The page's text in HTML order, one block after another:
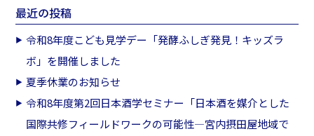
最近の投稿
令和8年度こども見学デー「発酵ふしぎ発見！キッズラ
ボ」を開催しました
夏季休業のお知らせ
令和8年度第2回日本酒学セミナー「日本酒を媒介とした
国際共修フィールドワークの可能性―宮内摂田屋地域で